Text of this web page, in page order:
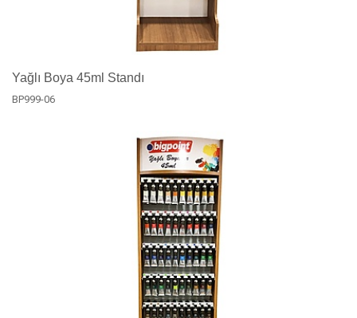
Yağlı Boya 45ml Standı
BP999-06